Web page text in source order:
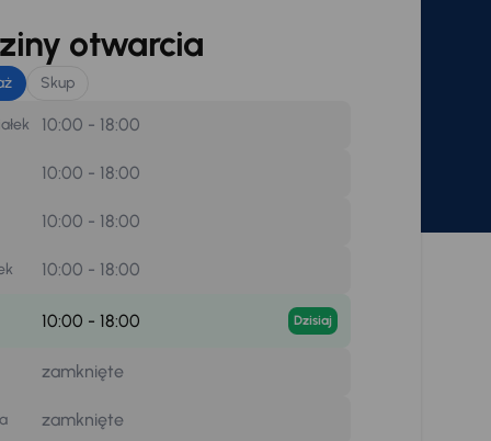
otwarcia
Skup
10:00 - 18:00
10:00 - 18:00
10:00 - 18:00
10:00 - 18:00
10:00 - 18:00 Dzisiaj
zamknięte
zamknięte